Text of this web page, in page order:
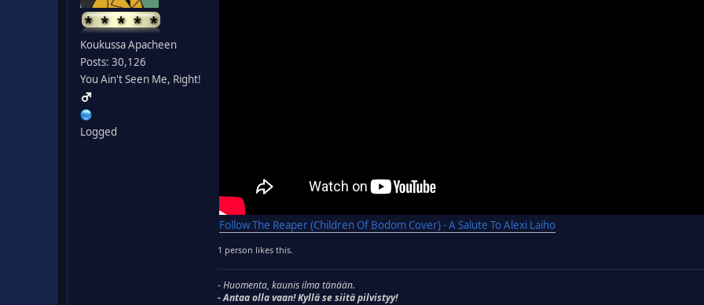
Koukussa Apacheen
Posts: 30,126
You Ain't Seen Me, Right!
Logged
Follow The Reaper (Children Of Bodom Cover) - A Salute To Alexi Laiho
1 person likes this.
- Huomenta, kaunis ilma tänään.
- Antaa olla vaan! Kyllä se siitä pilvistyy!